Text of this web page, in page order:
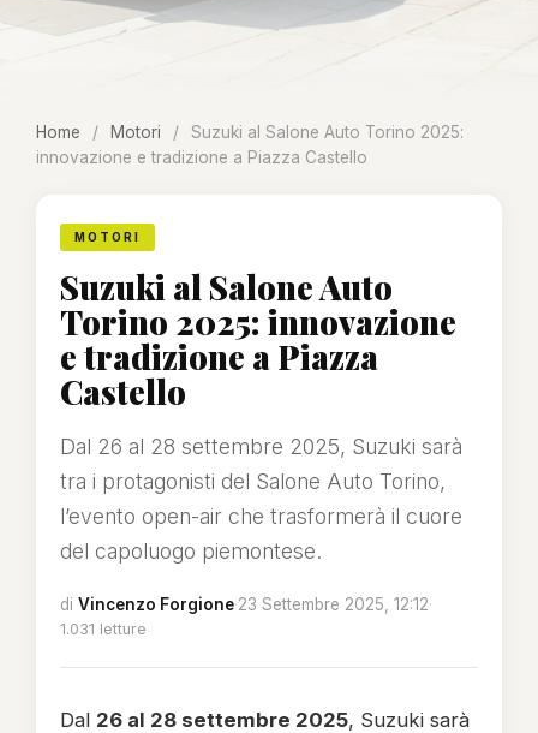
Home / Motori /
Suzuki al Salone Auto Torino 2025:
innovazione e tradizione a Piazza Castello
MOTORI
Suzuki al Salone Auto
Torino 2025: innovazione
e tradizione a Piazza
Castello
Dal 26 al 28 settembre 2025, Suzuki sarà
tra i protagonisti del Salone Auto Torino,
l’evento open-air che trasformerà il cuore
del capoluogo piemontese.
di Vincenzo Forgione·23 Settembre 2025, 12:12·
1.031 letture
Dal 26 al 28 settembre 2025, Suzuki sarà